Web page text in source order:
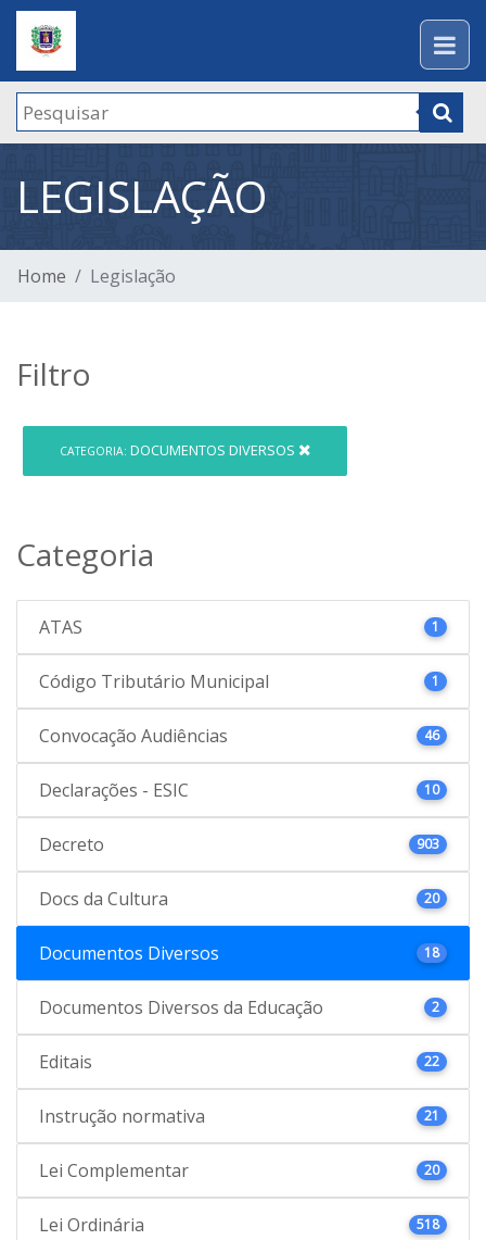
LEGISLAÇÃO
Home Legislação
Filtro
CATEGORIA: DOCUMENTOS DIVERSOS
Categoria
ATAS 1
Código Tributário Municipal 1
Convocação Audiências 46
Declarações - ESIC 10
Decreto 903
Docs da Cultura 20
Documentos Diversos 18
Documentos Diversos da Educação 2
Editais 22
Instrução normativa 21
Lei Complementar 20
Lei Ordinária 518